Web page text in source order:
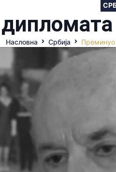
Насловна Србија Преминуо